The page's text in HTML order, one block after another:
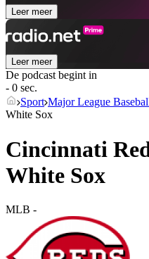
Leer meer
Leer meer
De podcast begint in
- 0 sec.
Sport Major League
White Sox
Cincinnati
White Sox
MLB -